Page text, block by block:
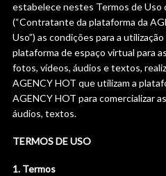
estabelece nestes Termos de Uso
(“Contratante da plataforma da
Uso”) as condições para a
plataforma de espaço virtual para
fotos, vídeos, áudios e textos,
AGENCY HOT que utilizam a
AGENCY HOT para comercializar
áudios, textos.
TERMOS DE USO
1. Termos